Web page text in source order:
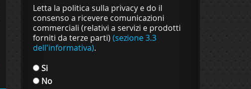
Letta la politica sulla privacy e do il
consenso a ricevere comunicazioni
commerciali (relativi a servizi e prodotti
forniti da terze parti) (sezione 3.3
dell'informativa).
Si
No